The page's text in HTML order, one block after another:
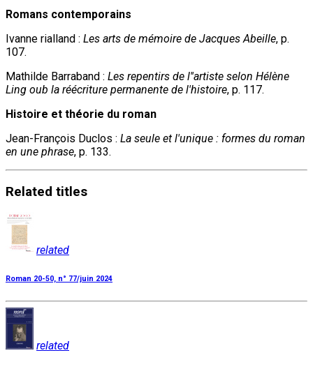
Romans contemporains
Ivanne rialland : Les arts de mémoire de Jacques Abeille, p.
107.
Mathilde Barraband : Les repentirs de l''artiste selon Hélène
Ling oub la réécriture permanente de l'histoire, p. 117.
Histoire et théorie du roman
Jean-François Duclos : La seule et l'unique : formes du roman
en une phrase, p. 133.
Related titles
related
Roman 20-50, n° 77/juin 2024
related